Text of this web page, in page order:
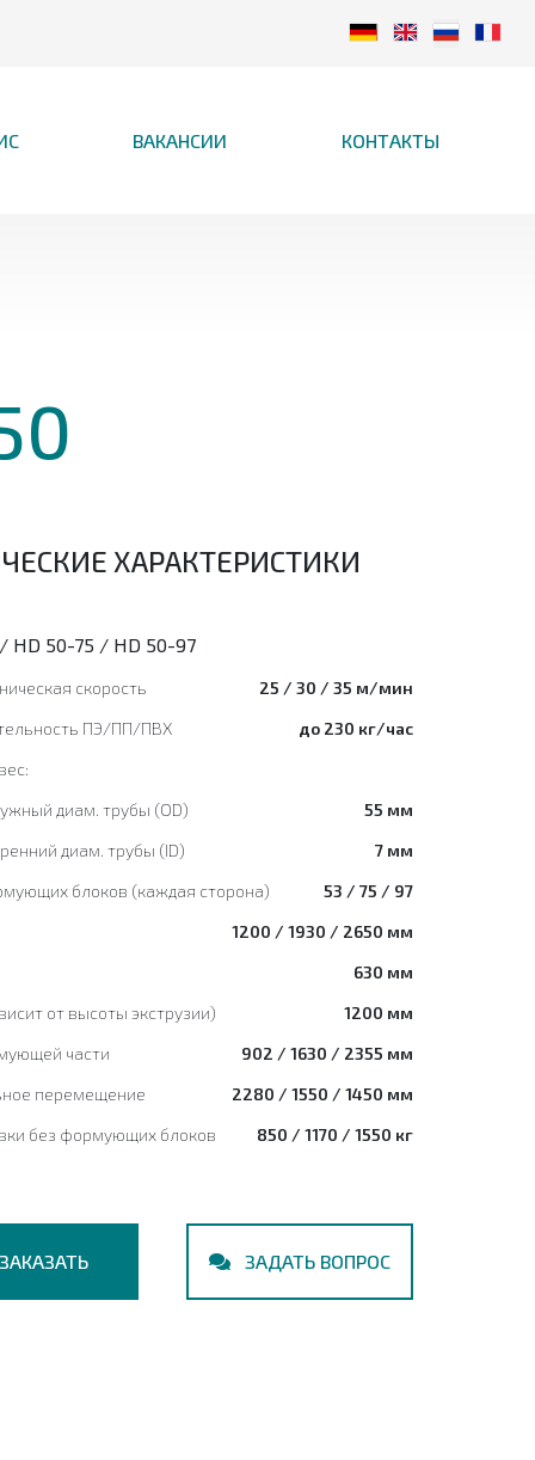
ВАКАНСИИ КОНТАКТЫ
ХАРАКТЕРИСТИКИ
HD 50-75 / HD 50-97
скорость
25 / 30 / 35 м/мин
ПЭ/ПП/ПВХ
до 230 кг/час
диам. трубы (OD)
55 мм
диам. трубы (ID)
7 мм
блоков (каждая сторона)
53 / 75 / 97
1200 / 1930 / 2650 мм
630 мм
от высоты экструзии)
1200 мм
части
902 / 1630 / 2355 мм
перемещение
2280 / 1550 / 1450 мм
без формующих блоков
850 / 1170 / 1550 кг
ЗАКАЗАТЬ ЗАДАТЬ ВОПРОС